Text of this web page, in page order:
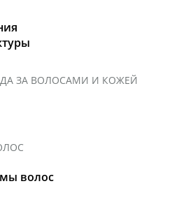
ЗА ВОЛОСАМИ И КОЖЕЙ
волос